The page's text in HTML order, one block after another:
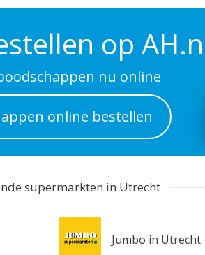
op
nu online
online bestellen
supermarkten in Utrecht
Jumbo in Utrecht